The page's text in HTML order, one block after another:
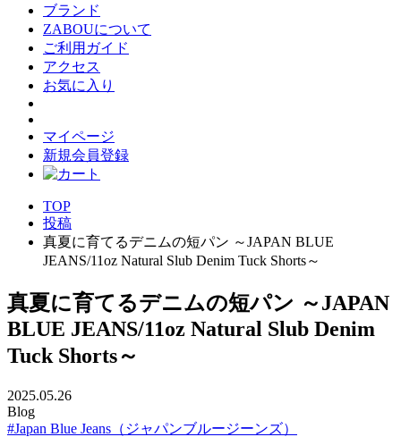
ブランド
ZABOUについて
ご利用ガイド
アクセス
お気に入り
マイページ
新規会員登録
TOP
投稿
真夏に育てるデニムの短パン ～JAPAN BLUE
JEANS/11oz Natural Slub Denim Tuck Shorts～
真夏に育てるデニムの短パン ～JAPAN
BLUE JEANS/11oz Natural Slub Denim
Tuck Shorts～
2025.05.26
Blog
#Japan Blue Jeans（ジャパンブルージーンズ）